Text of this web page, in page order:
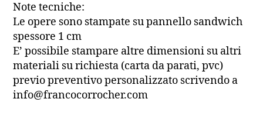
Note tecniche:
Le opere sono stampate su pannello sandwich
spessore 1 cm
E’ possibile stampare altre dimensioni su altri
materiali su richiesta (carta da parati, pvc)
previo preventivo personalizzato scrivendo a
info@francocorrocher.com